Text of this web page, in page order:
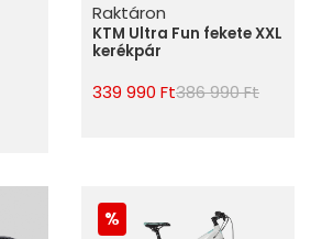
Raktáron
KTM Ultra Fun fekete XXL
kerékpár
339 990 Ft386 990 Ft